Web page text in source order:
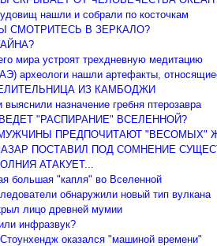
нашли и собрали по косточкам
СМОТРИТЕСЬ В ЗЕРКАЛО?
мира устроят трехдневную медитацию
археологи нашли артефакты,
ИЗ КАМБОДЖИ
назначение гребня птерозавра
"РАСПИРАНИЕ" ВСЕЛЕННОЙ?
МУЖЧИНЫ ПРЕДПОЧИТАЮТ "ВЕСОМЫХ"
ПОСТАВИЛ ПОД СОМНЕНИЕ
АТАКУЕТ...
большая "капля" во Вселенной
обнаружили новый тип вулкана
лицо древней мумии
инфразвук?
оказался "машиной времени"